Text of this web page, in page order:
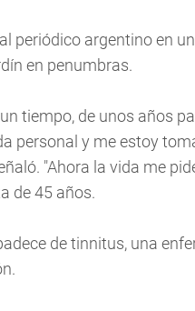
periódico argentino en
en penumbras.
tiempo, de unos años
personal y me estoy
"Ahora la vida me
de 45 años.
de tinnitus, una